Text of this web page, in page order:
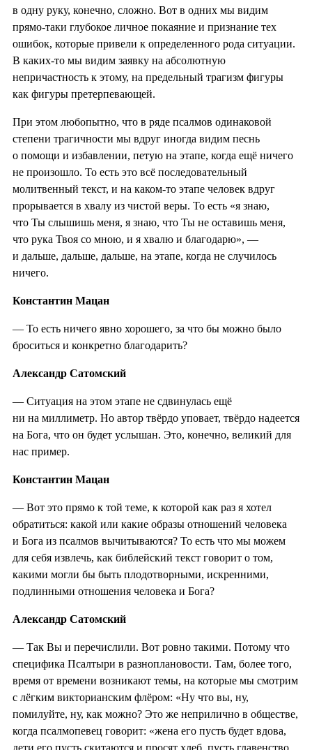
в одну руку, конечно, сложно. Вот в одних мы видим
прямо-таки глубокое личное покаяние и признание тех
ошибок, которые привели к определенного рода ситуации.
В каких-то мы видим заявку на абсолютную
непричастность к этому, на предельный трагизм фигуры
как фигуры претерпевающей.
При этом любопытно, что в ряде псалмов одинаковой
степени трагичности мы вдруг иногда видим песнь
о помощи и избавлении, петую на этапе, когда ещё ничего
не произошло. То есть это всё последовательный
молитвенный текст, и на каком-то этапе человек вдруг
прорывается в хвалу из чистой веры. То есть «я знаю,
что Ты слышишь меня, я знаю, что Ты не оставишь меня,
что рука Твоя со мною, и я хвалю и благодарю», —
и дальше, дальше, дальше, на этапе, когда не случилось
ничего.
Константин Мацан
— То есть ничего явно хорошего, за что бы можно было
броситься и конкретно благодарить?
Александр Сатомский
— Ситуация на этом этапе не сдвинулась ещё
ни на миллиметр. Но автор твёрдо уповает, твёрдо надеется
на Бога, что он будет услышан. Это, конечно, великий для
нас пример.
Константин Мацан
— Вот это прямо к той теме, к которой как раз я хотел
обратиться: какой или какие образы отношений человека
и Бога из псалмов вычитываются? То есть что мы можем
для себя извлечь, как библейский текст говорит о том,
какими могли бы быть плодотворными, искренними,
подлинными отношения человека и Бога?
Александр Сатомский
— Так Вы и перечислили. Вот ровно такими. Потому что
специфика Псалтыри в разноплановости. Там, более того,
время от времени возникают темы, на которые мы смотрим
с лёгким викторианским флёром: «Ну что вы, ну,
помилуйте, ну, как можно? Это же неприлично в обществе,
когда псалмопевец говорит: «жена его пусть будет вдова,
дети его пусть скитаются и просят хлеб, пусть главенство